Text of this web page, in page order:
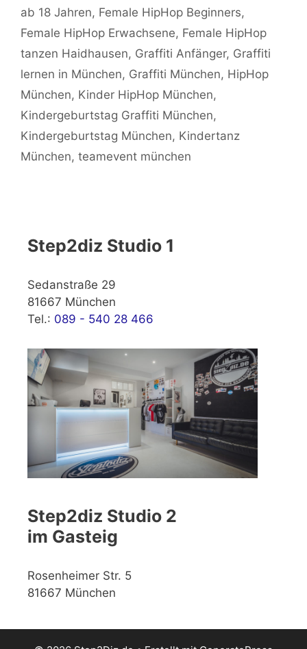
ab 18 Jahren, Female HipHop Beginners,
Female HipHop Erwachsene, Female HipHop
tanzen Haidhausen, Graffiti Anfänger, Graffiti
lernen in München, Graffiti München, HipHop
München, Kinder HipHop München,
Kindergeburtstag Graffiti München,
Kindergeburtstag München, Kindertanz
München, teamevent münchen
Step2diz Studio 1
Sedanstraße 29
81667 München
Tel.: 089 - 540 28 466
Step2diz Studio 2
im Gasteig
Rosenheimer Str. 5
81667 München